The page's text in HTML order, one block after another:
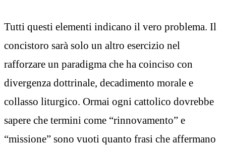
Tutti questi elementi indicano il vero problema. Il
concistoro sarà solo un altro esercizio nel
rafforzare un paradigma che ha coinciso con
divergenza dottrinale, decadimento morale e
collasso liturgico. Ormai ogni cattolico dovrebbe
sapere che termini come “rinnovamento” e
“missione” sono vuoti quanto frasi che affermano